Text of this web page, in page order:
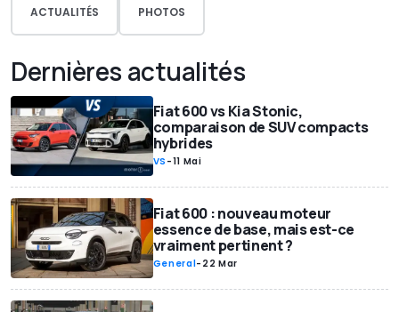
ACTUALITÉS PHOTOS
Dernières actualités
Fiat 600 vs Kia Stonic,
comparaison de SUV compacts
hybrides
VS -11 Mai
Fiat 600 : nouveau moteur
essence de base, mais est-ce
vraiment pertinent ?
General- 22 Mar